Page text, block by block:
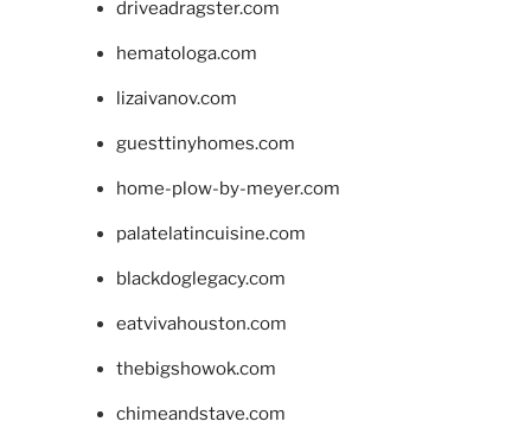
driveadragster.com
hematologa.com
lizaivanov.com
guesttinyhomes.com
home-plow-by-meyer.com
palatelatincuisine.com
blackdoglegacy.com
eatvivahouston.com
thebigshowok.com
chimeandstave.com